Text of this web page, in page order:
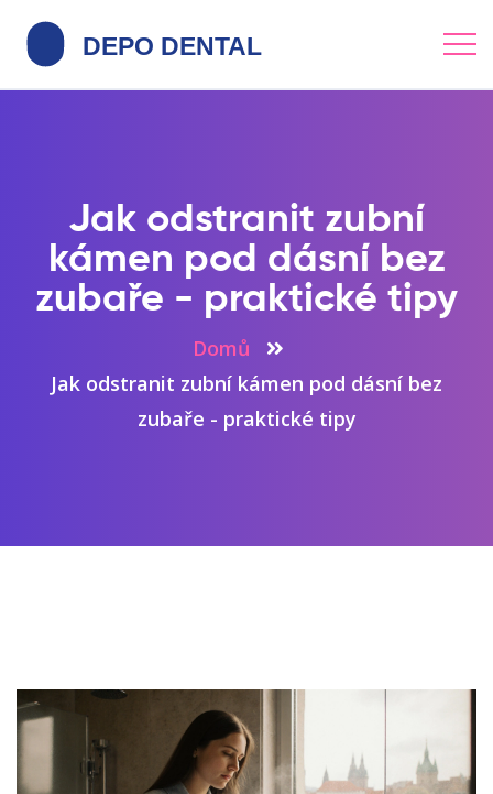
Jak odstranit zubní
kámen pod dásní bez
zubaře - praktické tipy
Domů
Jak odstranit zubní kámen pod dásní bez
zubaře - praktické tipy